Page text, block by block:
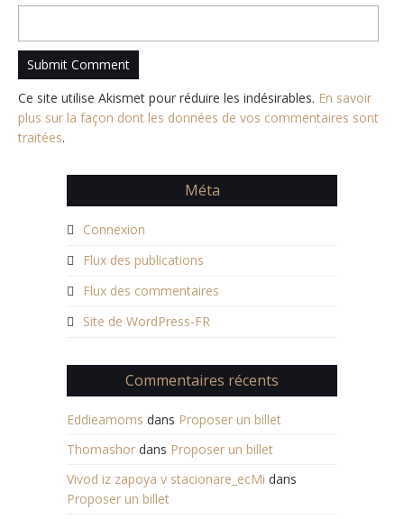
Ce site utilise Akismet pour réduire les indésirables. En savoir
plus sur la façon dont les données de vos commentaires sont
traitées.
Méta
Connexion
Flux des publications
Flux des commentaires
Site de WordPress-FR
Commentaires récents
Eddieamoms dans Proposer un billet
Thomashor dans Proposer un billet
Vivod iz zapoya v stacionare_ecMi dans
Proposer un billet